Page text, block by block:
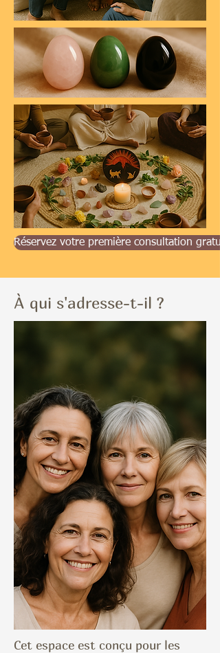
Réservez votre première consultation
À qui s'adresse-t-il ?
Cet espace est conçu pour les